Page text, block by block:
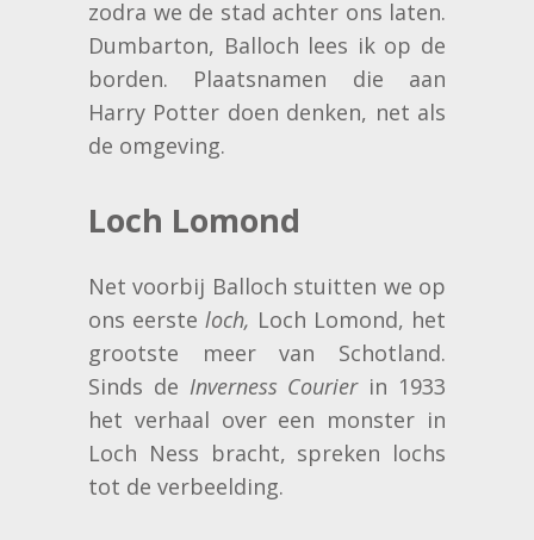
zodra we de stad achter ons laten.
Dumbarton, Balloch lees ik op de
borden. Plaatsnamen die aan
Harry Potter doen denken, net als
de omgeving.
Loch Lomond
Net voorbij Balloch stuitten we op
ons eersteloch, Loch Lomond, het
grootste meer van Schotland.
Sinds de Inverness Courier in 1933
het verhaal over een monster in
Loch Ness bracht, spreken lochs
tot de verbeelding.